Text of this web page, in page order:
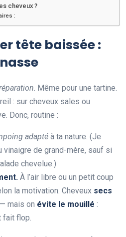
cheveux ?
:
tête baissée :
. Même pour une tartine.
: sur cheveux sales ou
Donc, routine :
adapté à ta nature. (Je
vinaigre de grand-mère, sauf si
chevelue.)
À l’air libre ou un petit coup
la motivation. Cheveux secs
— mais on évite le mouillé :
fait flop.